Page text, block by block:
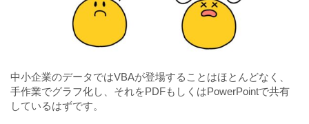
中小企業のデータではVBAが登場することはほとんどなく、
手作業でグラフ化し、それをPDFもしくはPowerPointで共有
しているはずです。